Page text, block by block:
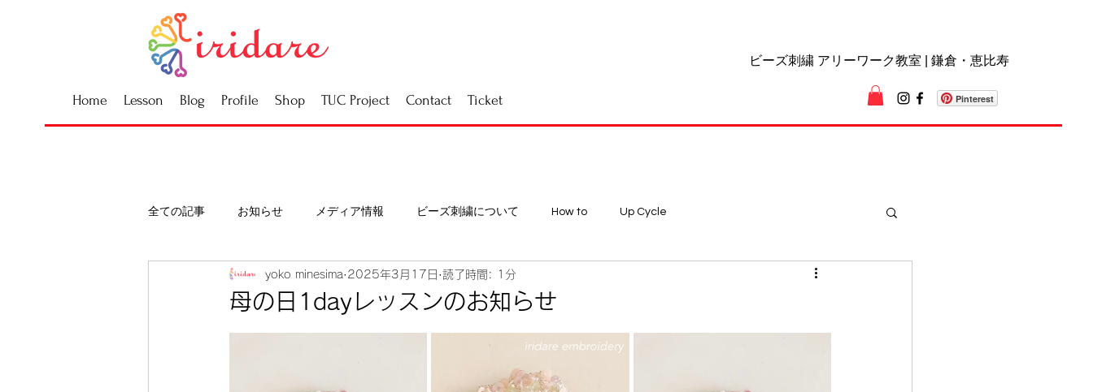
ビーズ刺繍 アリーワーク教室 | 鎌倉・恵比寿
Home Lesson Blog Profile Shop TUC Project Contact Ticket Pinterest
全ての記事 お知らせ メディア情報 ビーズ刺繍について How to Up Cycle
母の日1dayレッスンのお知らせ
yoko minesima 2025年3月17日 読了時間: 1分